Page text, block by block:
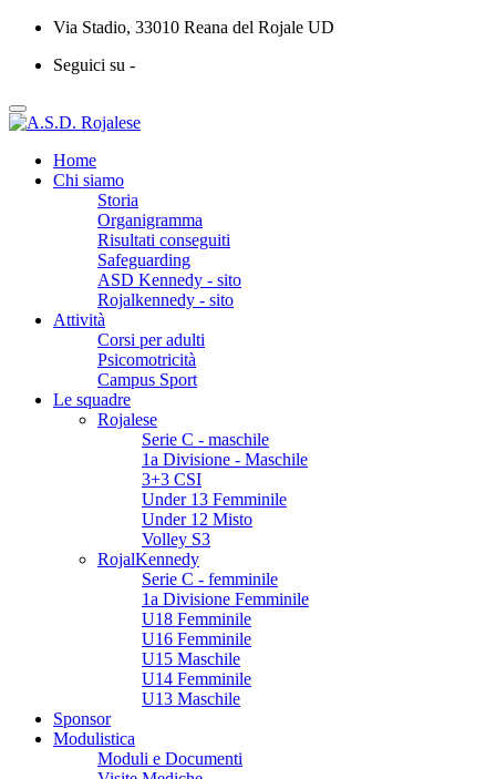
Via Stadio, 33010 Reana del Rojale UD
Seguici su -
Home
Chi siamo
Storia
Organigramma
Risultati conseguiti
Safeguarding
ASD Kennedy - sito
Rojalkennedy - sito
Attività
Corsi per adulti
Psicomotricità
Campus Sport
Le squadre
Rojalese
Serie C - maschile
1a Divisione - Maschile
3+3 CSI
Under 13 Femminile
Under 12 Misto
Volley S3
RojalKennedy
Serie C - femminile
1a Divisione Femminile
U18 Femminile
U16 Femminile
U15 Maschile
U14 Femminile
U13 Maschile
Sponsor
Modulistica
Moduli e Documenti